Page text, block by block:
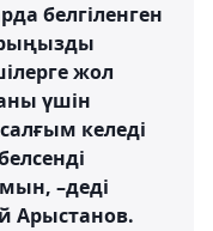
белгіленген
жол
үшін
келеді
–деді
Арыстанов.